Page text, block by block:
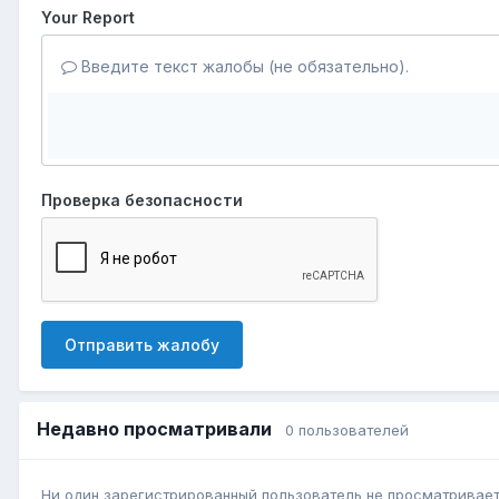
Your Report
Введите текст жалобы (не обязательно).
Проверка безопасности
Отправить жалобу
Недавно просматривали 0 пользователей
Ни один зарегистрированный пользователь не